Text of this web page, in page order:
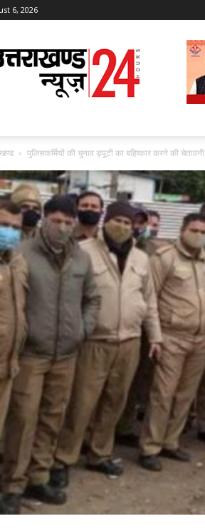
6, 2026
Uttarakhand
News
24
पुलिसकर्मियों की चुनाव ड्यूटी का बहिष्कार करने की चेतावनी